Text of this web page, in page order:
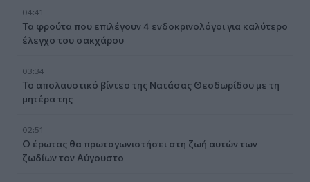
04:41
Τα φρούτα που επιλέγουν 4 ενδοκρινολόγοι για καλύτερο
έλεγχο του σακχάρου
03:34
Το απολαυστικό βίντεο της Νατάσας Θεοδωρίδου με τη
μητέρα της
02:51
Ο έρωτας θα πρωταγωνιστήσει στη ζωή αυτών των
ζωδίων τον Αύγουστο